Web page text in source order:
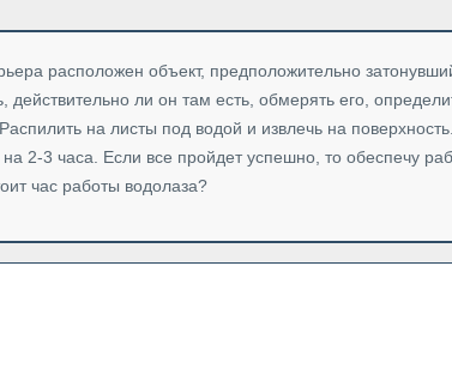
расположен объект, предположительно
действительно ли он там есть, обмерять его,
на листы под водой и извлечь на
2-3 часа. Если все пройдет успешно, то обеспечу
час работы водолаза?